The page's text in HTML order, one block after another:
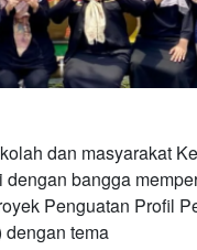
dan masyarakat
dengan bangga
Penguatan Profil
dengan tema